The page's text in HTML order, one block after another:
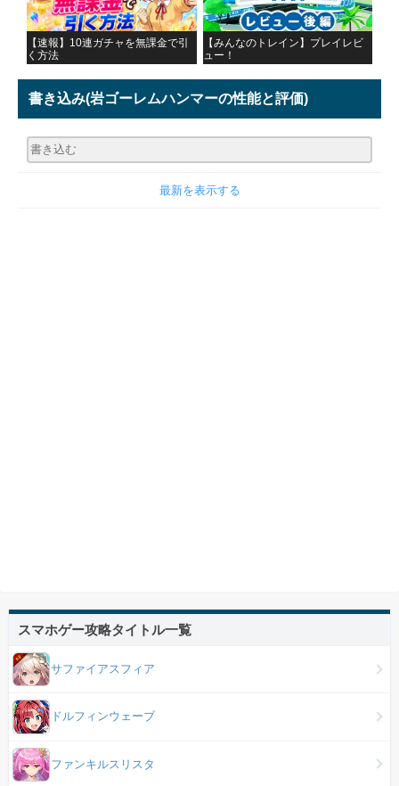
【速報】10連ガチャを無課金で引
く方法
【みんなのトレイン】プレイレビ
ュー！
書き込み(岩ゴーレムハンマーの性能と評価)
最新を表示する
スマホゲー攻略タイトル一覧
サファイアスフィア
ドルフィンウェーブ
ファンキルスリスタ